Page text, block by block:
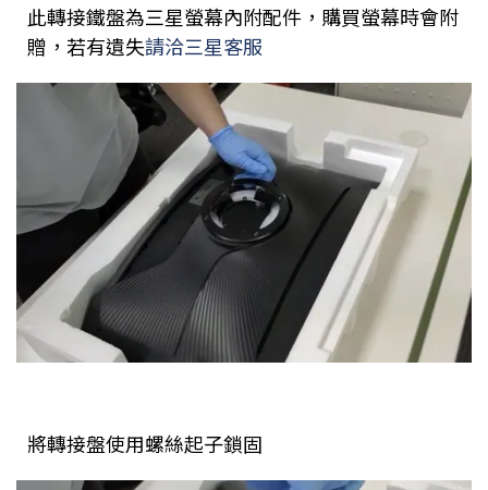
此轉接鐵盤為三星螢幕內附配件， 購買螢幕時會附
贈，若有遺失請洽三星客服
將轉接盤使用螺絲起子鎖固